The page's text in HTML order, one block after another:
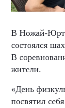
В Ножай-
состоялся
В
жители.
«День
посвятил